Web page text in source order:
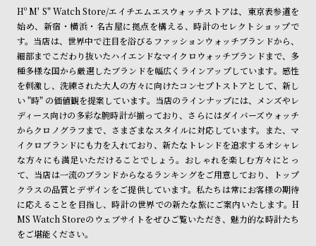
Hº M' S" Watch Store/エイチエムエスウォッチストアは、東京表参道を
始め、新宿・横浜・名古屋に拠点を構える、時計のセレクトショップで
す。当店は、世界中で注目を浴びるファッションウォッチブランドから、
細部までこだわり抜いたハイエンドなマイクロウォッチブランドまで、多
種多様な国から厳選したブランドを幅広くラインアップしています。感性
を刺激し、洗練された大人の方々に向けたコンセプトストアとして、新し
い "時" の価値観を提案しています。当店のラインナップには、メンズやレ
ディース向けの多彩な腕時計が揃っており、さらにはダイバーズウォッチ
からクロノグラフまで、さまざまなスタイルに対応しています。また、マ
イクロブランドにも力を入れており、新たなトレンドを追求するオシャレ
な方々にも満足いただけることでしょう。おしゃれを楽しむ方々にとっ
て、当店は一流のブランドからなるランキングをご用意しており、トップ
クラスの品質とデザインをご提供しています。私たちは常にお客様の期待
に応えることを目指し、時計の世界での新たな旅にご案内いたします。H
MS Watch Storeのウェブサイトをぜひご覧いただき、魅力的な時計たち
をご堪能ください。